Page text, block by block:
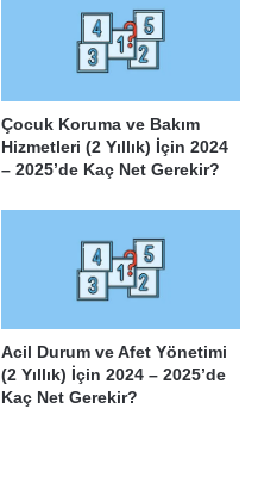
Çocuk Koruma ve Bakım
Hizmetleri (2 Yıllık) İçin 2024
– 2025’de Kaç Net Gerekir?
Acil Durum ve Afet Yönetimi
(2 Yıllık) İçin 2024 – 2025’de
Kaç Net Gerekir?